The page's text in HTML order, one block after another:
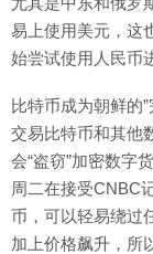
易上使用美元，这
始尝试使用人民币
比特币成为朝鲜的
交易比特币和其他
会“盗窃”加密数字
周二在接受CNBC
币，可以轻易绕过
加上价格飙升，所